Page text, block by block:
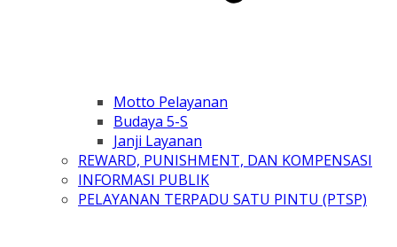
Motto Pelayanan
Budaya 5-S
Janji Layanan
REWARD, PUNISHMENT, DAN KOMPENSASI
INFORMASI PUBLIK
PELAYANAN TERPADU SATU PINTU (PTSP)